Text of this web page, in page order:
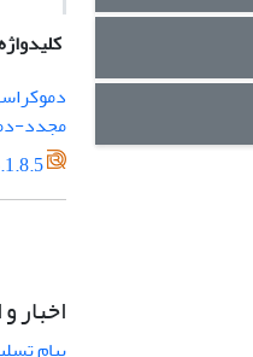
مجدد-
اخبار